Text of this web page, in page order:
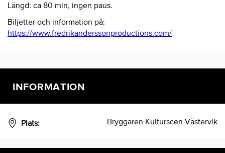
Längd: ca 80 min, ingen paus.
Biljetter och information på:
https://www.fredrikanderssonproductions.com/
INFORMATION
Plats: Bryggaren Kulturscen Västervik